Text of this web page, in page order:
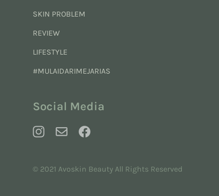
SKIN PROBLEM
REVIEW
LIFESTYLE
#MULAIDARIMEJARIAS
Social Media
© 2021 Avoskin Beauty All Rights Reserved